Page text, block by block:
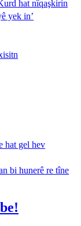
hat nîqaşkirin
yek in’
hat gel hev
bi hunerê re tîne